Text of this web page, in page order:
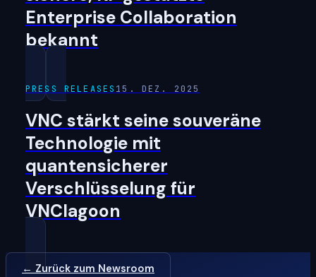
Enterprise Collaboration
bekannt
PRESS RELEASES 15. DEZ. 2025
VNC stärkt seine souveräne
Technologie mit
quantensicherer
Verschlüsselung für
VNClagoon
← Zurück zum Newsroom